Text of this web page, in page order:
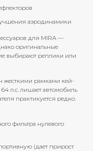
аэродинамики
для MIRA —
оригинальные
выбирают реплики или
жесткими рамками кей-
л.с. лишает автомобиль
практикуется редко.
фильтра нулевого
(дает прирост